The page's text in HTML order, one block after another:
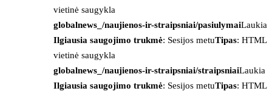
vietinė saugykla
globalnews_/naujienos-ir-straipsniai/pasiulymaiLaukia
Ilgiausia saugojimo trukmė: Sesijos metuTipas: HTML
vietinė saugykla
globalnews_/naujienos-ir-straipsniai/straipsniaiLaukia
Ilgiausia saugojimo trukmė: Sesijos metuTipas: HTML